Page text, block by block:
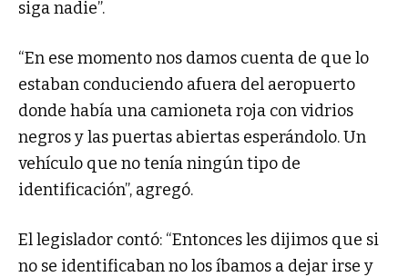
siga nadie”.
“En ese momento nos damos cuenta de que lo
estaban conduciendo afuera del aeropuerto
donde había una camioneta roja con vidrios
negros y las puertas abiertas esperándolo. Un
vehículo que no tenía ningún tipo de
identificación”, agregó.
El legislador contó: “Entonces les dijimos que si
no se identificaban no los íbamos a dejar irse y